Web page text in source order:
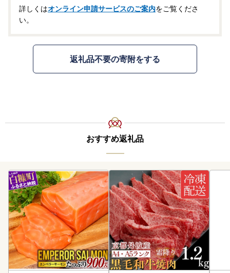
詳しくはオンライン申請サービスのご案内をご覧くださ
い。
返礼品不要の寄附をする
おすすめ返礼品